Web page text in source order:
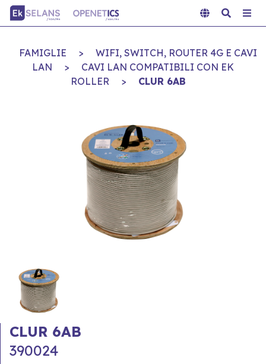
FAMIGLIE >
WIFI, SWITCH, ROUTER 4G E CAVI
LAN
>
CAVI LAN COMPATIBILI CON EK
ROLLER
> CLUR 6AB
CLUR 6AB
390024